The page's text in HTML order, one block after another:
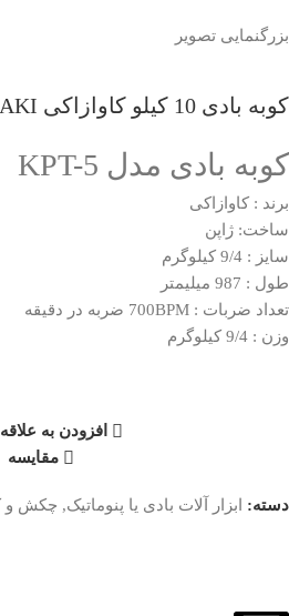
بزرگنمایی تصویر
کوبه بادی 10 کیلو کاوازاکی KAWASAKI مدل KPT-5
کوبه بادی مدل KPT-5
برند : کاوازاکی
ساخت: ژاپن
سایز : 9/4 کیلوگرم
طول : 987 میلیمتر
تعداد ضربات : 700BPM ضربه در دقیقه
وزن : 9/4 کیلوگرم
افزودن به
مقایسه
دسته: ابزار آلات بادی یا پنوماتیک, چکش و